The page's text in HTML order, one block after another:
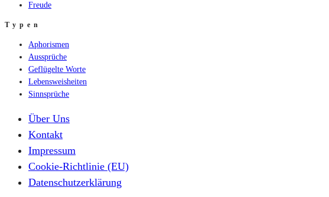
Freude
Typen
Aphorismen
Aussprüche
Geflügelte Worte
Lebensweisheiten
Sinnsprüche
Über Uns
Kontakt
Impressum
Cookie-Richtlinie (EU)
Datenschutzerklärung